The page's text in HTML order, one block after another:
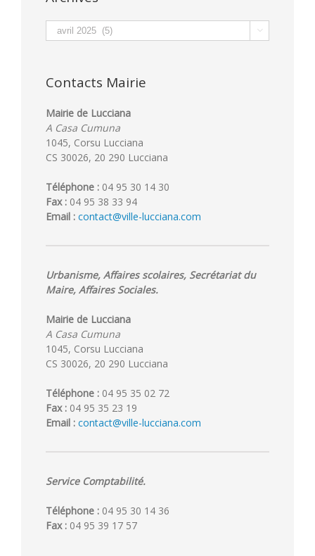
Archives 
Contacts Mairie
Mairie de Lucciana
A Casa Cumuna
1045, Corsu Lucciana
CS 30026, 20 290 Lucciana
Téléphone : 04 95 30 14 30
Fax : 04 95 38 33 94
Email : contact@ville-lucciana.com
Urbanisme, Affaires scolaires, Secrétariat du
Maire, Affaires Sociales.
Mairie de Lucciana
A Casa Cumuna
1045, Corsu Lucciana
CS 30026, 20 290 Lucciana
Téléphone : 04 95 35 02 72
Fax : 04 95 35 23 19
Email : contact@ville-lucciana.com
Service Comptabilité.
Téléphone : 04 95 30 14 36
Fax : 04 95 39 17 57